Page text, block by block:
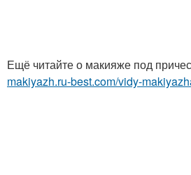
Ещё читайте о макияже под
makiyazh.ru-best.com/vidy-